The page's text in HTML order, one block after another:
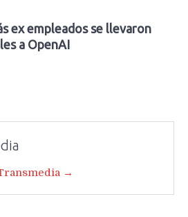
ex empleados se llevaron
a OpenAI
→